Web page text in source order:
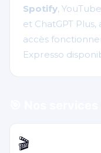
Spotify,
et ChatGPT
accès
Expresso
🎬